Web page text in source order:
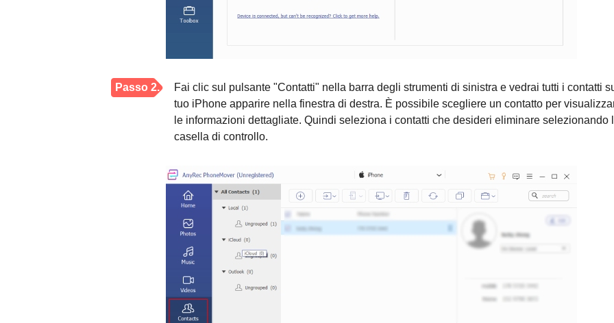
Passo 2.
Fai clic sul pulsante "Contatti" nella barra degli strumenti di sinistra e vedrai tutti i contatti
tuo iPhone apparire nella finestra di destra. È possibile scegliere un contatto per
le informazioni dettagliate. Quindi seleziona i contatti che desideri eliminare selezionando
casella di controllo.